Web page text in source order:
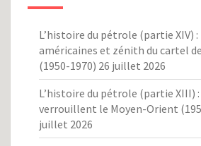
L’histoire du pétrole (partie XIV)
américaines et zénith du cartel
(1950-1970) 26 juillet 2026
L’histoire du pétrole (partie XIII)
verrouillent le Moyen-Orient
juillet 2026